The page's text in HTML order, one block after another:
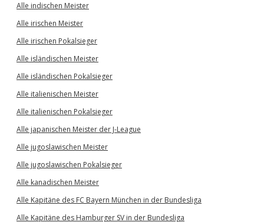
Alle indischen Meister
Alle irischen Meister
Alle irischen Pokalsieger
Alle isländischen Meister
Alle isländischen Pokalsieger
Alle italienischen Meister
Alle italienischen Pokalsieger
Alle japanischen Meister der J-League
Alle jugoslawischen Meister
Alle jugoslawischen Pokalsieger
Alle kanadischen Meister
Alle Kapitäne des FC Bayern München in der Bundesliga
Alle Kapitäne des Hamburger SV in der Bundesliga